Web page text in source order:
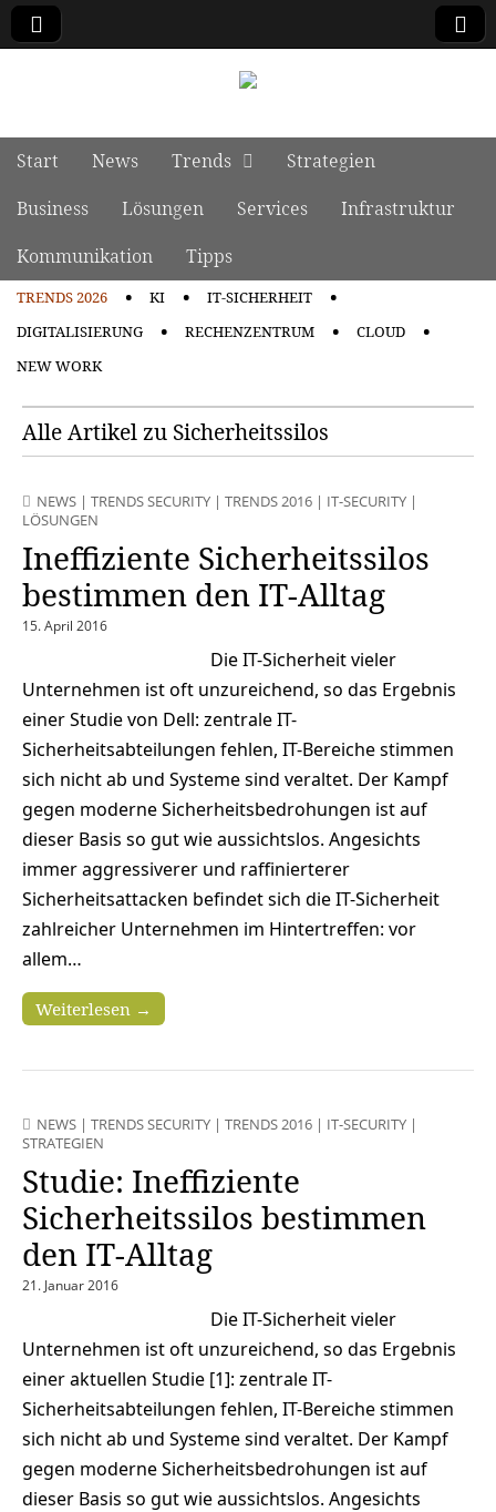
Main menu
Skip to content
Start News Trends
Strategien
Business
Lösungen Services
Infrastruktur
Kommunikation
Tipps
TRENDS 2026 KI
IT-SICHERHEIT
DIGITALISIERUNG
RECHENZENTRUM
CLOUD
NEW WORK
Alle Artikel zu Sicherheitssilos
NEWS | TRENDS SECURITY | TRENDS 2016 | IT-SECURITY |
LÖSUNGEN
Ineffiziente Sicherheitssilos
bestimmen den IT-Alltag
15. April 2016
Die IT-Sicherheit vieler
Unternehmen ist oft unzureichend, so das Ergebnis
einer Studie von Dell: zentrale IT-
Sicherheitsabteilungen fehlen, IT-Bereiche stimmen
sich nicht ab und Systeme sind veraltet. Der Kampf
gegen moderne Sicherheitsbedrohungen ist auf
dieser Basis so gut wie aussichtslos. Angesichts
immer aggressiverer und raffinierterer
Sicherheitsattacken befindet sich die IT-Sicherheit
zahlreicher Unternehmen im Hintertreffen: vor
allem…
Weiterlesen →
NEWS | TRENDS SECURITY | TRENDS 2016 | IT-SECURITY |
STRATEGIEN
Studie: Ineffiziente
Sicherheitssilos bestimmen
den IT-Alltag
21. Januar 2016
Die IT-Sicherheit vieler
Unternehmen ist oft unzureichend, so das Ergebnis
einer aktuellen Studie [1]: zentrale IT-
Sicherheitsabteilungen fehlen, IT-Bereiche stimmen
sich nicht ab und Systeme sind veraltet. Der Kampf
gegen moderne Sicherheitsbedrohungen ist auf
dieser Basis so gut wie aussichtslos. Angesichts